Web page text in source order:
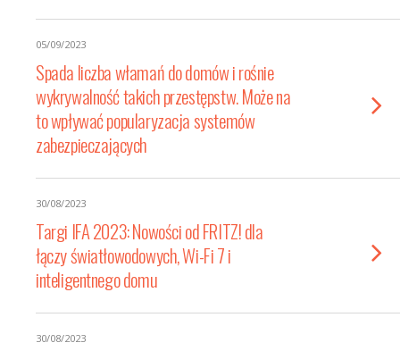
05/09/2023
Spada liczba włamań do domów i rośnie
wykrywalność takich przestępstw. Może na
to wpływać popularyzacja systemów
zabezpieczających
30/08/2023
Targi IFA 2023: Nowości od FRITZ! dla
łączy światłowodowych, Wi-Fi 7 i
inteligentnego domu
30/08/2023